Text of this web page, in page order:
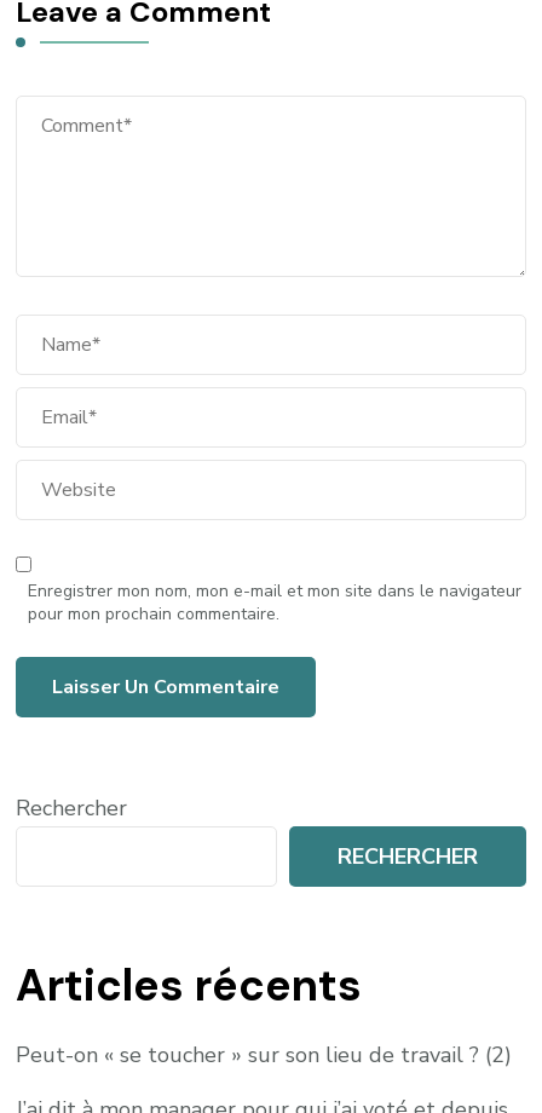
Leave a Comment
Enregistrer mon nom, mon e-mail et mon site dans le navigateur
pour mon prochain commentaire.
Rechercher
RECHERCHER
Articles récents
Peut-on « se toucher » sur son lieu de travail ? (2)